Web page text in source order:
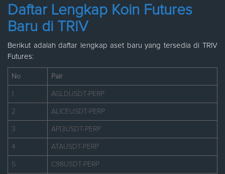
Daftar Lengkap Koin Futures
Baru di TRIV
Berikut adalah daftar lengkap aset baru yang tersedia di TRIV
Futures:
No Pair
1 AGLDUSDT-PERP
2 ALICEUSDT-PERP
3 API3USDT-PERP
4 ATAUSDT-PERP
5 C98USDT-PERP